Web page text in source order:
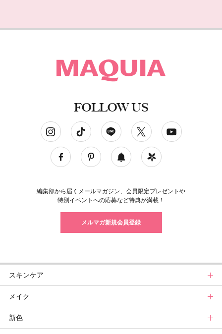
FOLLOW US
編集部から届くメールマガジン、会員限定プレゼントや
特別イベントへの応募など特典が満載！
メルマガ新規会員登録
スキンケア
スキンケアトップ
ニュース
メイク
メイクトップ
新色